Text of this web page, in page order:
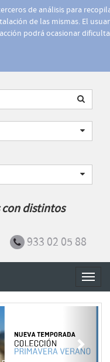
de análisis para
de las mismas. El
podrá ocasionar
con distintos
933 02 05 88